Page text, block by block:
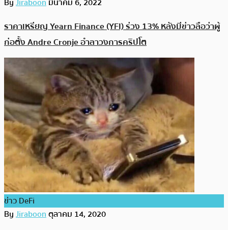
ByJiraboonมีนาคม 6, 2022
ราคาเหรียญ Yearn Finance (YFI) ร่วง 13% หลังมีข่าวลือว่าผู้
ก่อตั้ง Andre Cronje อำลาวงการคริปโต
ข่าว DeFi
ByJiraboonตุลาคม 14, 2020